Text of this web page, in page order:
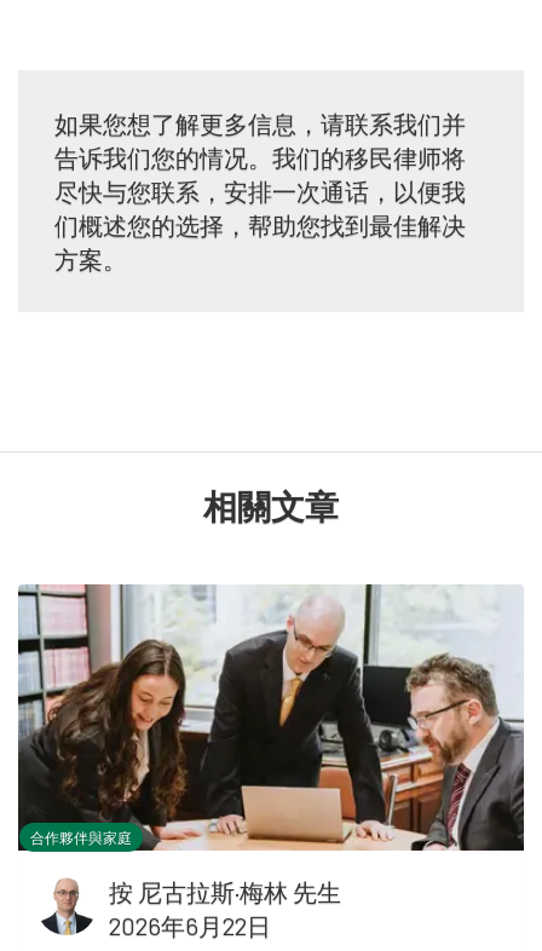
如果您想了解更多信息，请联系我们并
告诉我们您的情况。我们的移民律师将
尽快与您联系，安排一次通话，以便我
们概述您的选择，帮助您找到最佳解决
方案。
相關文章
合作夥伴與家庭
按 尼古拉斯·梅林 先生
2026年6月22日